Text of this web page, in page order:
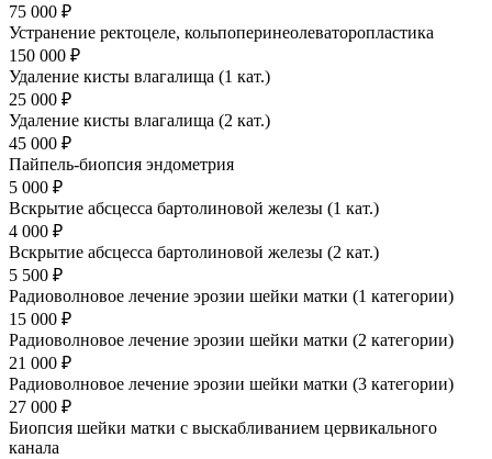
75 000 ₽
Устранение ректоцеле, кольпоперинеолеваторопластика
150 000 ₽
Удаление кисты влагалища (1 кат.)
25 000 ₽
Удаление кисты влагалища (2 кат.)
45 000 ₽
Пайпель-биопсия эндометрия
5 000 ₽
Вскрытие абсцесса бартолиновой железы (1 кат.)
4 000 ₽
Вскрытие абсцесса бартолиновой железы (2 кат.)
5 500 ₽
Радиоволновое лечение эрозии шейки матки (1 категории)
15 000 ₽
Радиоволновое лечение эрозии шейки матки (2 категории)
21 000 ₽
Радиоволновое лечение эрозии шейки матки (3 категории)
27 000 ₽
Биопсия шейки матки с выскабливанием цервикального
канала